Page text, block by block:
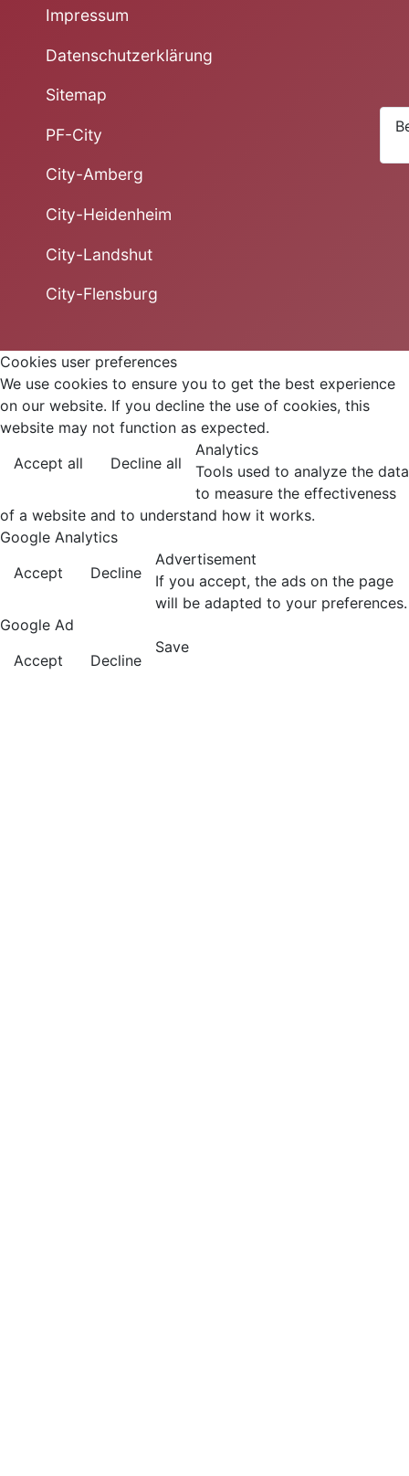
Impressum
Datenschutzerklärung
Sitemap
PF-City
City-Amberg
City-Heidenheim
City-Landshut
City-Flensburg
Cookies user preferences
We use cookies to ensure you to get the best experience
on our website. If you decline the use of cookies, this
website may not function as expected.
Accept all
Decline all
Analytics
Tools used to analyze the data
to measure the effectiveness
of a website and to understand how it works.
Google Analytics
Accept
Decline
Advertisement
If you accept, the ads on the page
will be adapted to your preferences.
Google Ad
Accept
Decline
Save